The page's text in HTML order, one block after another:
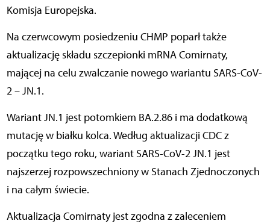
Komisja Europejska.
Na czerwcowym posiedzeniu CHMP poparł także
aktualizację składu szczepionki mRNA Comirnaty,
mającej na celu zwalczanie nowego wariantu SARS-CoV-
2 – JN.1.
Wariant JN.1 jest potomkiem BA.2.86 i ma dodatkową
mutację w białku kolca. Według aktualizacji CDC z
początku tego roku, wariant SARS-CoV-2 JN.1 jest
najszerzej rozpowszechniony w Stanach Zjednoczonych
i na całym świecie.
Aktualizacja Comirnaty jest zgodna z zaleceniem